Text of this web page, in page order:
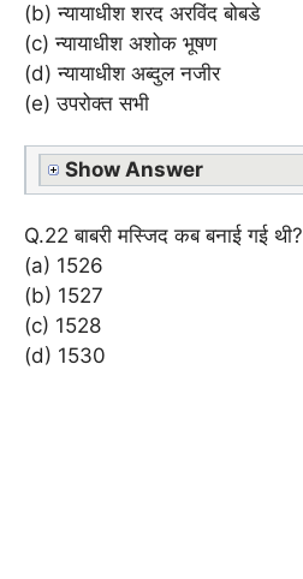
(b) न्यायाधीश शरद अरविंद बोबडे
(c) न्यायाधीश अशोक भूषण
(d) न्यायाधीश अब्दुल नजीर
(e) उपरोक्त सभी
Show Answer
Q.22 बाबरी मस्जिद कब बनाई गई थी?
(a) 1526
(b) 1527
(c) 1528
(d) 1530